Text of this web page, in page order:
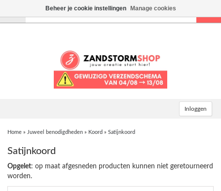
Inloggen
Home » Juweel benodigdheden » Koord » Satijnkoord
Satijnkoord
Opgelet: op maat afgesneden producten kunnen niet geretourneerd
worden.
Beheer je cookie instellingen Manage cookies